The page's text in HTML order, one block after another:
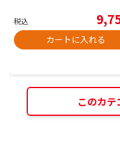
税込
カートに入れる
このカ